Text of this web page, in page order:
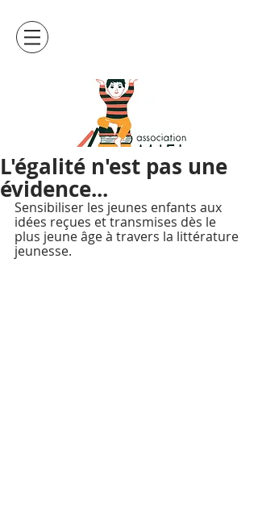
L'égalité n'est pas une
évidence...
Sensibiliser les jeunes enfants aux
idées reçues et transmises dès le
plus jeune âge à travers la littérature
jeunesse.